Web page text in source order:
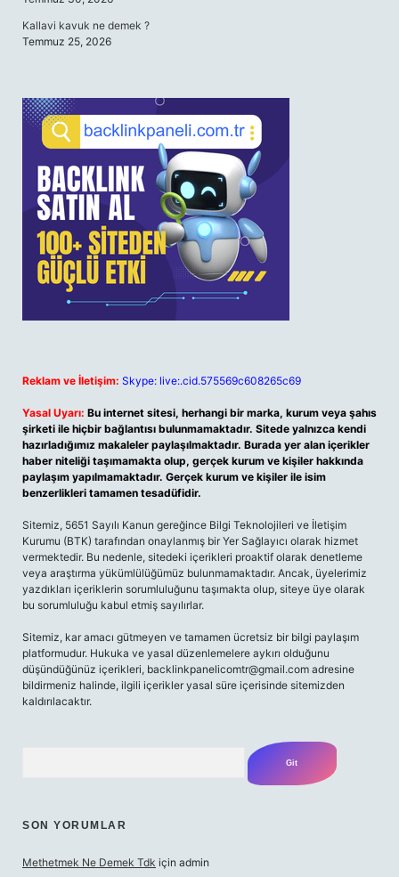
Kallavi kavuk ne demek ?
Temmuz 25, 2026
Reklam ve İletişim: Skype: live:.cid.575569c608265c69
Yasal Uyarı: Bu internet sitesi, herhangi bir marka, kurum veya şahıs
şirketi ile hiçbir bağlantısı bulunmamaktadır. Sitede yalnızca kendi
hazırladığımız makaleler paylaşılmaktadır. Burada yer alan içerikler
haber niteliği taşımamakta olup, gerçek kurum ve kişiler hakkında
paylaşım yapılmamaktadır. Gerçek kurum ve kişiler ile isim
benzerlikleri tamamen tesadüfidir.
Sitemiz, 5651 Sayılı Kanun gereğince Bilgi Teknolojileri ve İletişim
Kurumu (BTK) tarafından onaylanmış bir Yer Sağlayıcı olarak hizmet
vermektedir. Bu nedenle, sitedeki içerikleri proaktif olarak denetleme
veya araştırma yükümlülüğümüz bulunmamaktadır. Ancak, üyelerimiz
yazdıkları içeriklerin sorumluluğunu taşımakta olup, siteye üye olarak
bu sorumluluğu kabul etmiş sayılırlar.
Sitemiz, kar amacı gütmeyen ve tamamen ücretsiz bir bilgi paylaşım
platformudur. Hukuka ve yasal düzenlemelere aykırı olduğunu
düşündüğünüz içerikleri, backlinkpanelicomtr@gmail.com adresine
bildirmeniz halinde, ilgili içerikler yasal süre içerisinde sitemizden
kaldırılacaktır.
SON YORUMLAR
Methetmek Ne Demek Tdk için admin